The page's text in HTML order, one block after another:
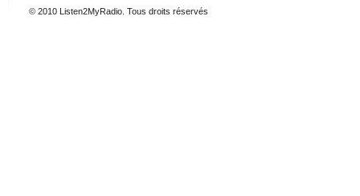
© 2010 Listen2MyRadio. Tous droits réservés